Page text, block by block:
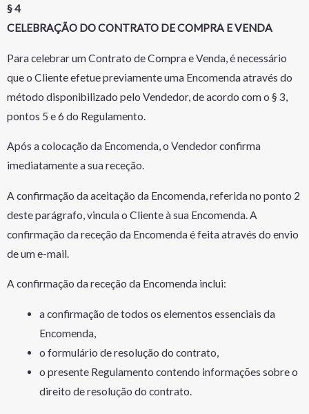
§ 4
CELEBRAÇÃO DO CONTRATO DE COMPRA E VENDA
Para celebrar um Contrato de Compra e Venda, é necessário
que o Cliente efetue previamente uma Encomenda através do
método disponibilizado pelo Vendedor, de acordo com o § 3,
pontos 5 e 6 do Regulamento.
Após a colocação da Encomenda, o Vendedor confirma
imediatamente a sua receção.
A confirmação da aceitação da Encomenda, referida no ponto 2
deste parágrafo, vincula o Cliente à sua Encomenda. A
confirmação da receção da Encomenda é feita através do envio
de um e-mail.
A confirmação da receção da Encomenda inclui:
a confirmação de todos os elementos essenciais da
Encomenda,
o formulário de resolução do contrato,
o presente Regulamento contendo informações sobre o
direito de resolução do contrato.